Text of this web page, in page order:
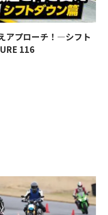
アプローチ！―シフト
116